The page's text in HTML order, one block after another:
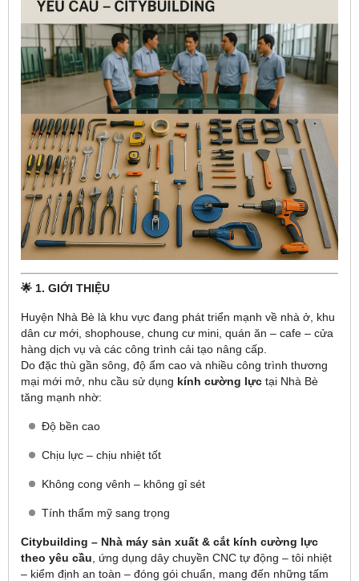
🌟 1. GIỚI THIỆU
Huyện Nhà Bè là khu vực đang phát triển mạnh về nhà ở, khu
dân cư mới, shophouse, chung cư mini, quán ăn – cafe – cửa
hàng dịch vụ và các công trình cải tạo nâng cấp.
Do đặc thù gần sông, độ ẩm cao và nhiều công trình thương
mại mới mở, nhu cầu sử dụng kính cường lực tại Nhà Bè
tăng mạnh nhờ:
Độ bền cao
Chịu lực – chịu nhiệt tốt
Không cong vênh – không gỉ sét
Tính thẩm mỹ sang trọng
Citybuilding – Nhà máy sản xuất & cắt kính cường lực
theo yêu cầu , ứng dụng dây chuyền CNC tự động – tôi nhiệt
– kiểm định an toàn – đóng gói chuẩn, mang đến những tấm